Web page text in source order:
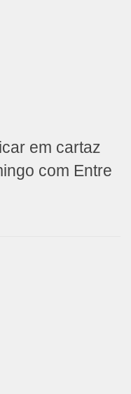
em cartaz
com Entre